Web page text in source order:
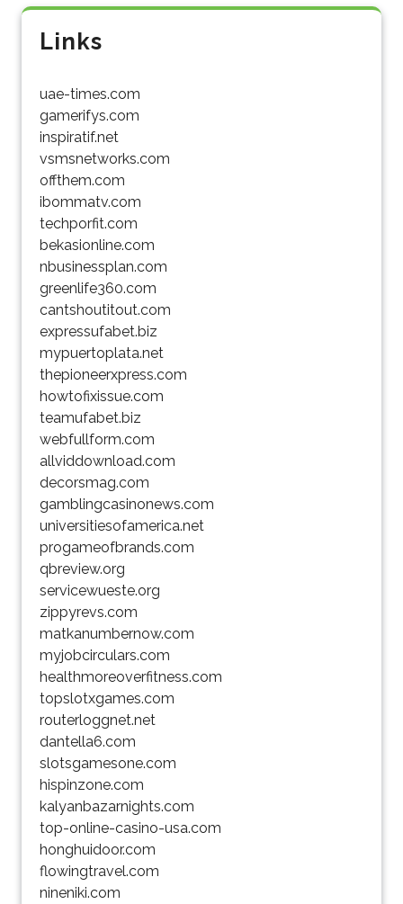
Links
uae-times.com
gamerifys.com
inspiratif.net
vsmsnetworks.com
offthem.com
ibommatv.com
techporfit.com
bekasionline.com
nbusinessplan.com
greenlife360.com
cantshoutitout.com
expressufabet.biz
mypuertoplata.net
thepioneerxpress.com
howtofixissue.com
teamufabet.biz
webfullform.com
allviddownload.com
decorsmag.com
gamblingcasinonews.com
universitiesofamerica.net
progameofbrands.com
qbreview.org
servicewueste.org
zippyrevs.com
matkanumbernow.com
myjobcirculars.com
healthmoreoverfitness.com
topslotxgames.com
routerloggnet.net
dantella6.com
slotsgamesone.com
hispinzone.com
kalyanbazarnights.com
top-online-casino-usa.com
honghuidoor.com
flowingtravel.com
nineniki.com